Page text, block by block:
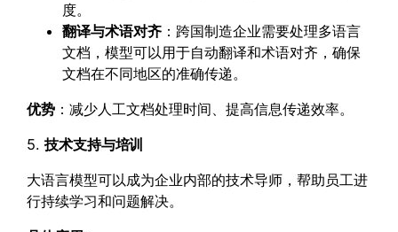
度。
翻译与术语对齐 ：跨国制造企业需要处理多语言
文档，模型可以用于自动翻译和术语对齐，确保
文档在不同地区的准确传递。
优势 ：减少人工文档处理时间、提高信息传递效率。
5.技术支持与培训
大语言模型可以成为企业内部的技术导师，帮助员工进
行持续学习和问题解决。